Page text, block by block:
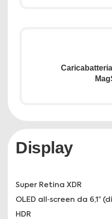
Display
Super Retina XDR
OLED all‑screen da 6,1″
HDR